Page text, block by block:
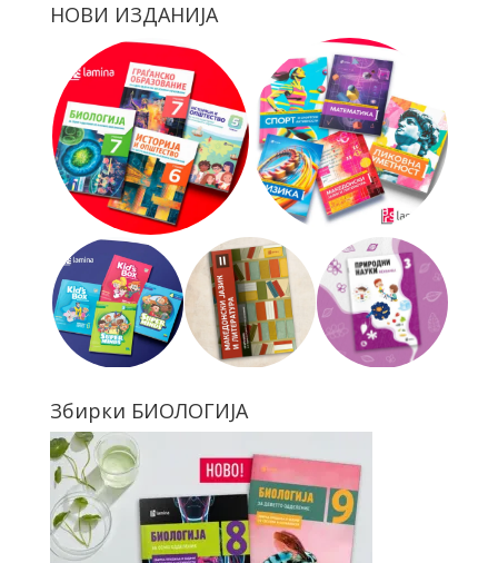
НОВИ ИЗДАНИЈА
Збирки БИОЛОГИЈА